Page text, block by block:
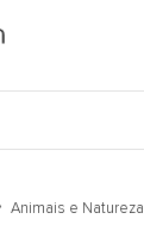
Animais e Natureza